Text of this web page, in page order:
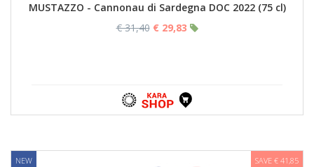
MUSTAZZO - Cannonau di Sardegna DOC 2022 (75 cl)
€ 31,40 € 29,83
NEW SAVE € 41,85